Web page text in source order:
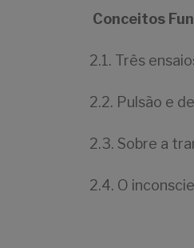
Conceitos
2.1. Três
2.2. Pulsão e
2.3. Sobre a
2.4. O